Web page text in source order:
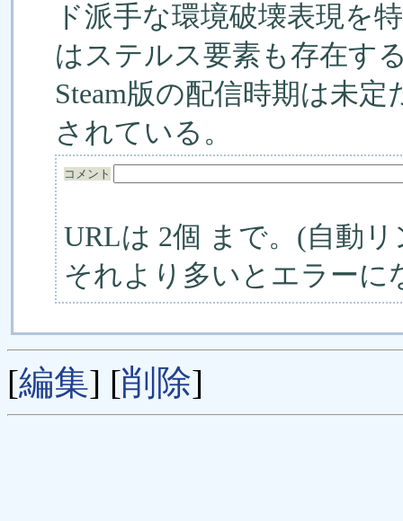
ド派手な環境破壊表現を
はステルス要素も存在す
Steam版の配信時期は未
されている。
コメント
URLは 2個 まで。(自動リ
それより多いとエラーに
[編集] [削除]